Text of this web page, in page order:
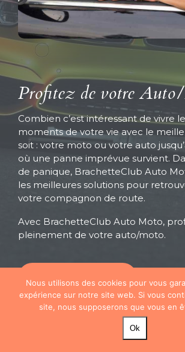
Profitez de votre
Combien c’est intéressant de vivre
moments de votre vie avec le
soit : votre moto ou votre auto
où une panne imprévue survient.
de panique, BrachetteClub Auto
les meilleures solutions pour
votre compagnon de route.
Avec BrachetteClub Auto Moto,
pleinement de votre auto/moto.
CONTACTEZ-NOUS
Nous utilisons des cookies pour vous
expérience sur notre site web. Si vous
site, nous supposerons que vous en
Ok